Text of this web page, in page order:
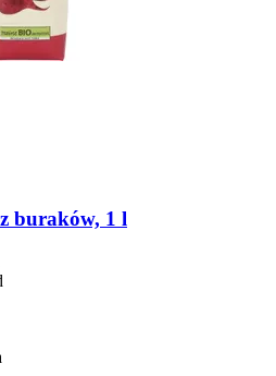
buraków, 1 l